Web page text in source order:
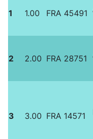
1 1.00 FRA 45491
2 2.00 FRA 28751
3 3.00 FRA 14571